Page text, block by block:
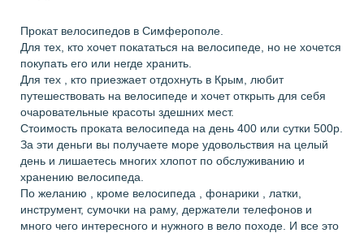
Прокат велосипедов в Симферополе.
Для тех, кто хочет покататься на велосипеде, но не хочется
покупать его или негде хранить.
Для тех , кто приезжает отдохнуть в Крым, любит
путешествовать на велосипеде и хочет открыть для себя
очаровательные красоты здешних мест.
Стоимость проката велосипеда на день 400 или сутки 500р.
За эти деньги вы получаете море удовольствия на целый
день и лишаетесь многих хлопот по обслуживанию и
хранению велосипеда.
По желанию , кроме велосипеда , фонарики , латки,
инструмент, сумочки на раму, держатели телефонов и
много чего интересного и нужного в вело походе. И все это